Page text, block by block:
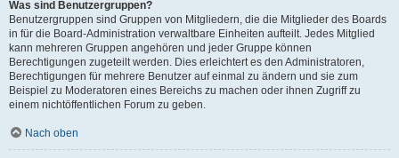
Was sind Benutzergruppen?
Benutzergruppen sind Gruppen von Mitgliedern, die die Mitglieder des Boards
in für die Board-Administration verwaltbare Einheiten aufteilt. Jedes Mitglied
kann mehreren Gruppen angehören und jeder Gruppe können
Berechtigungen zugeteilt werden. Dies erleichtert es den Administratoren,
Berechtigungen für mehrere Benutzer auf einmal zu ändern und sie zum
Beispiel zu Moderatoren eines Bereichs zu machen oder ihnen Zugriff zu
einem nichtöffentlichen Forum zu geben.
Nach oben